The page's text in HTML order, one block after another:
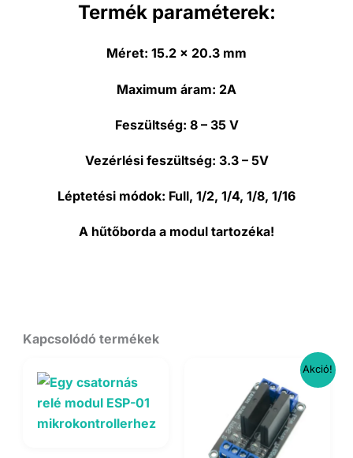
Termék paraméterek:
Méret: 15.2 x 20.3 mm
Maximum áram: 2A
Feszültség: 8 – 35 V
Vezérlési feszültség: 3.3 – 5V
Léptetési módok: Full, 1/2, 1/4, 1/8, 1/16
A hűtőborda a modul tartozéka!
Kapcsolódó termékek
Akció!